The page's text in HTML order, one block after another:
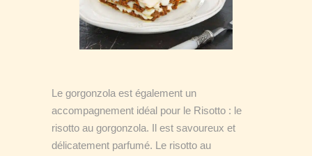
Le gorgonzola est également un
accompagnement idéal pour le Risotto : le
risotto au gorgonzola. Il est savoureux et
délicatement parfumé. Le risotto au